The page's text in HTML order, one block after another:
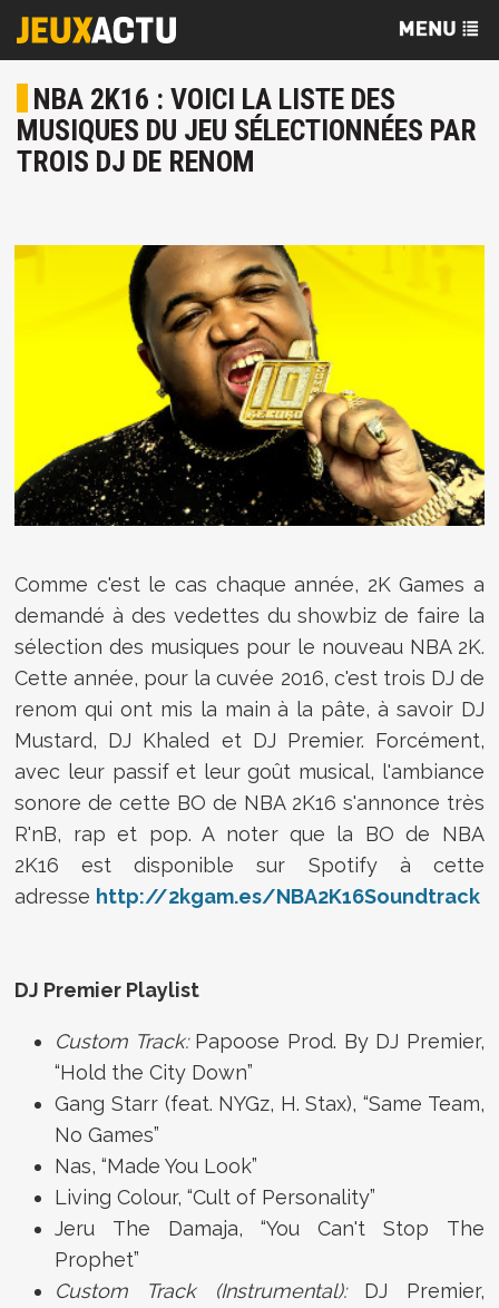
NBA 2K16 : VOICI LA LISTE DES
MUSIQUES DU JEU SÉLECTIONNÉES PAR
TROIS DJ DE RENOM
Comme c'est le cas chaque année, 2K Games a
demandé à des vedettes du showbiz de faire la
sélection des musiques pour le nouveau NBA 2K.
Cette année, pour la cuvée 2016, c'est trois DJ de
renom qui ont mis la main à la pâte, à savoir DJ
Mustard, DJ Khaled et DJ Premier. Forcément,
avec leur passif et leur goût musical, l'ambiance
sonore de cette BO de NBA 2K16 s'annonce très
R'nB, rap et pop. A noter que la BO de NBA
2K16 est disponible sur Spotify à cette
adresse http://2kgam.es/NBA2K16Soundtrack
DJ Premier Playlist
Custom Track: Papoose Prod. By DJ Premier,
“Hold the City Down”
Gang Starr (feat. NYGz, H. Stax), “Same Team,
No Games”
Nas, “Made You Look”
Living Colour, “Cult of Personality”
Jeru The Damaja, “You Can't Stop The
Prophet”
Custom Track (Instrumental): DJ Premier,